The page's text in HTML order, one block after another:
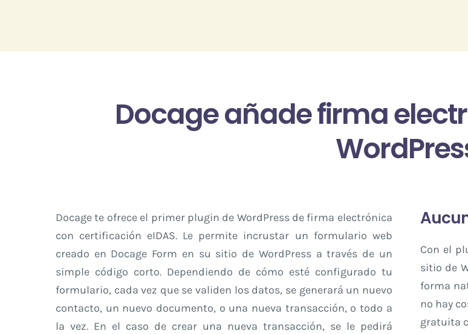
Docage añade firma
Docage te ofrece el primer plugin de WordPress de firma electrónica
con certificación eIDAS. Le permite incrustar un formulario web
creado en Docage Form en su sitio de WordPress a través de un
simple código corto. Dependiendo de cómo esté configurado tu
formulario, cada vez que se validen los datos, se generará un nuevo
contacto, un nuevo documento, o una nueva transacción, o todo a
la vez. En el caso de crear una nueva transacción, se le pedirá
Con el
sitio de
forma
no hay
gratuita